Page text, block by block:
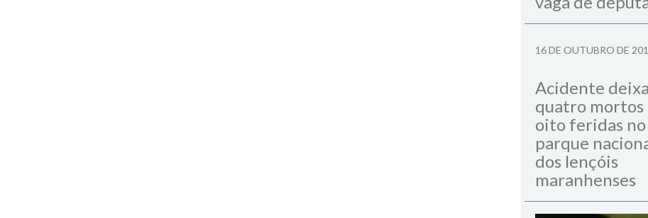
16 DE OUTUBRO DE
Acidente
quatro mortos
oito feridas no
parque
dos lençóis
maranhenses